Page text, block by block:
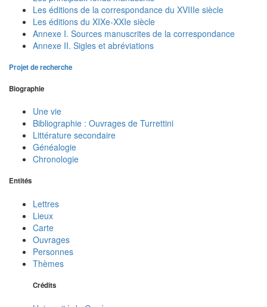
Les éditions de la correspondance du XVIIIe siècle
Les éditions du XIXe-XXIe siècle
Annexe I. Sources manuscrites de la correspondance
Annexe II. Sigles et abréviations
Projet de recherche
Biographie
Une vie
Bibliographie : Ouvrages de Turrettini
Littérature secondaire
Généalogie
Chronologie
Entités
Lettres
Lieux
Carte
Ouvrages
Personnes
Thèmes
Crédits